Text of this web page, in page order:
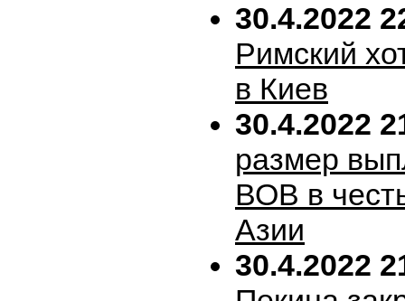
30.4.2022
Римский
в Киев
30.4.2022
размер
ВОВ в
Азии
30.4.2022